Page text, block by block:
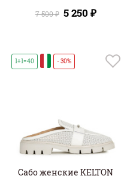
7 500 ₽ 5 250 ₽
1+1=40 - 30%
Сабо женские KELTON